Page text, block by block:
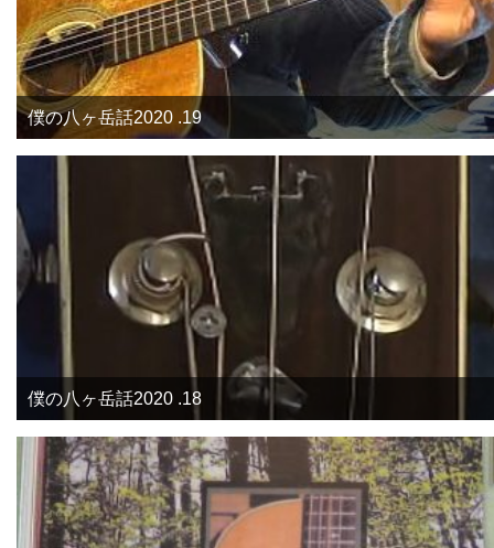
僕の八ヶ岳話2020 .19
僕の八ヶ岳話2020 .18